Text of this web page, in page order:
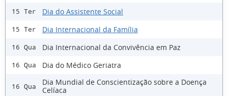
15 Ter Dia do Assistente Social
15 Ter Dia Internacional da Família
16 Qua Dia Internacional da Convivência em Paz
16 Qua Dia do Médico Geriatra
16 Qua
Dia Mundial de Conscientização sobre a Doença
Celíaca